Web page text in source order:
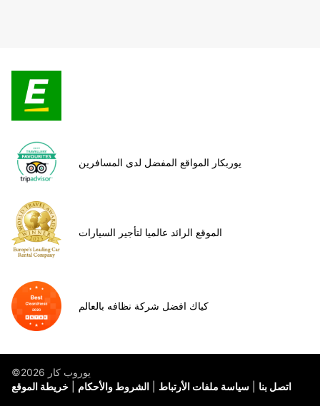
يوربكار المواقع المفضل لدى المسافرين
الموقع الرائد عالميا لتأجير السيارات
كياك افضل شركة نظافه بالعالم
©يوروب كار 2026
خريطة الموقع
الشروط والأحكام سياسة ملفات الأرتباط اتصل بنا